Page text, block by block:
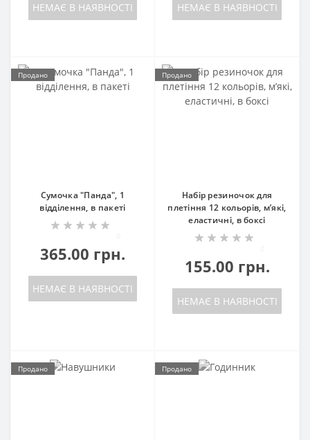
НЕМАЄ В НАЯВНОСТІ НЕМАЄ В НАЯВНОСТІ
Продано
Сумочка "Панда", 1
відділення, в пакеті
365.00 грн.
НЕМАЄ В НАЯВНОСТІ
Продано
Набір резиночок для
плетіння 12 кольорів, м’які,
еластичні, в боксі
155.00 грн.
НЕМАЄ В НАЯВНОСТІ
Продано Продано